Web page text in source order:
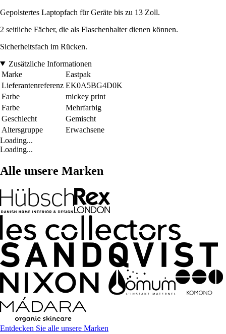
Gepolstertes Laptopfach für Geräte bis zu 13 Zoll.
2 seitliche Fächer, die als Flaschenhalter dienen können.
Sicherheitsfach im Rücken.
Zusätzliche Informationen
Marke
Eastpak
Lieferantenreferenz EK0A5BG4D0K
Farbe
mickey print
Farbe
Mehrfarbig
Geschlecht
Gemischt
Altersgruppe
Erwachsene
Loading...
Loading...
Alle unsere Marken
Entdecken Sie alle unsere Marken